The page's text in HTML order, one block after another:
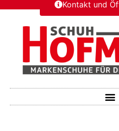
Kontakt und